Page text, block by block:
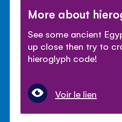
More about
See some ancient
up close then try to
hieroglyph code!
Voir le lien